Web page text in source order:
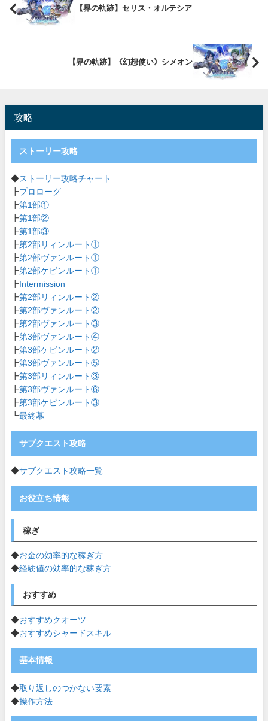
【界の軌跡】セリス・オルテシア
【界の軌跡】《幻想使い》シメオン
攻略
ストーリー攻略
◆ストーリー攻略チャート
┣プロローグ
┣第1部①
┣第1部②
┣第1部③
┣第2部リィンルート①
┣第2部ヴァンルート①
┣第2部ケビンルート①
┣ Intermission
┣第2部リィンルート②
┣第2部ヴァンルート②
┣第2部ヴァンルート③
┣第3部ヴァンルート④
┣第3部ケビンルート②
┣第3部ヴァンルート⑤
┣第3部リィンルート③
┣第3部ヴァンルート⑥
┣第3部ケビンルート③
┗最終幕
サブクエスト攻略
◆サブクエスト攻略一覧
お役立ち情報
稼ぎ
◆お金の効率的な稼ぎ方
◆経験値の効率的な稼ぎ方
おすすめ
◆おすすめクオーツ
◆おすすめシャードスキル
基本情報
◆取り返しのつかない要素
◆操作方法